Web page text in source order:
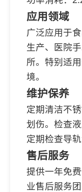
应用领域
广泛应用于
生产、医院
所。特别适
境。
维护保养
定期清洁不
划伤。检查
定期检查导
售后服务
提供一年免
业售后服务